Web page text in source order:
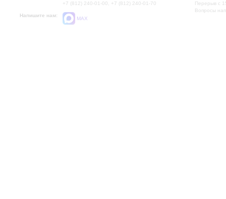
+7 (812) 240-01-00, +7 (812) 240-01-70
Напишите нам:
MAX
Перерыв с
Вопросы